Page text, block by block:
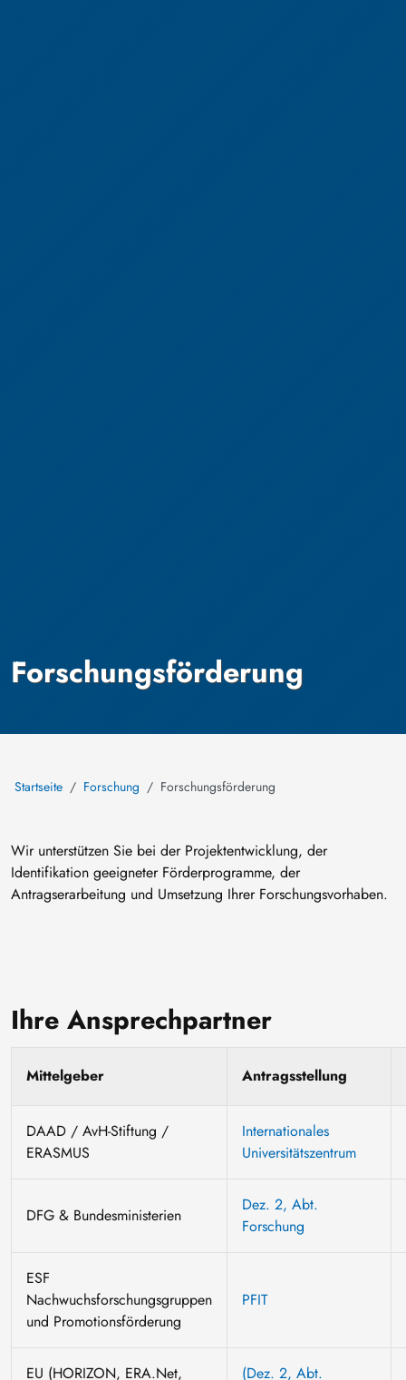
Forschungsförderung
Startseite Forschung Forschungsförderung
Wir unterstützen Sie bei der Projektentwicklung, der
Identifikation geeigneter Förderprogramme, der
Antragserarbeitung und Umsetzung Ihrer Forschungsvorhaben.
Ihre Ansprechpartner
Mittelgeber Antragsstellung
DAAD / AvH-Stiftung /
ERASMUS
Internationales
Universitätszentrum
DFG & Bundesministerien
Dez. 2, Abt.
Forschung
ESF
Nachwuchsforschungsgruppen
und Promotionsförderung
PFIT
EU (HORIZON, ERA.Net, (Dez. 2, Abt.